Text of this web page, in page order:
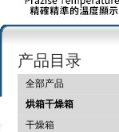
产品目录
全部产品
烘箱干燥箱
干燥箱